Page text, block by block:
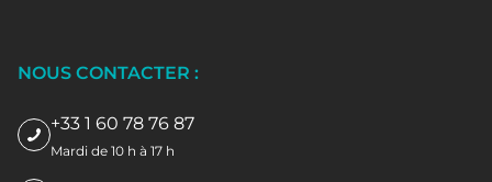
NOUS CONTACTER :
+33 1 60 78 76 87
Mardi de 10 h à 17 h